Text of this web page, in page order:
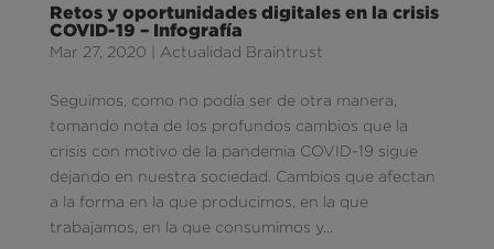
Retos y oportunidades digitales en la crisis
COVID-19 – Infografía
Mar 27, 2020 Actualidad Braintrust
Seguimos, como no podía ser de otra manera,
tomando nota de los profundos cambios que la
crisis con motivo de la pandemia COVID-19 sigue
dejando en nuestra sociedad. Cambios que afectan
a la forma en la que producimos, en la que
trabajamos, en la que consumimos y...